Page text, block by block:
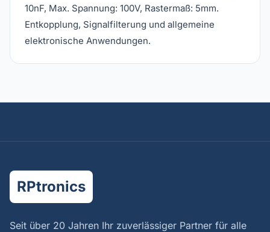
10nF, Max. Spannung: 100V, Rastermaß: 5mm.
Entkopplung, Signalfilterung und allgemeine
elektronische Anwendungen.
RPtronics
Seit über 20 Jahren Ihr zuverlässiger Partner für alle